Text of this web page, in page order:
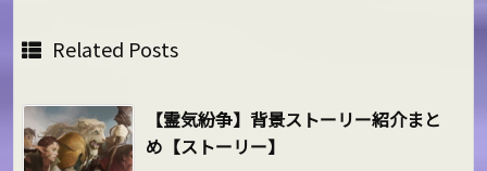
Related Posts
【霊気紛争】背景ストーリー紹介まと
め【ストーリー】